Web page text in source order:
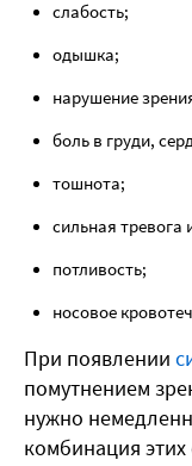
слабость;
одышка;
нарушение
боль в груди,
тошнота;
сильная тревога
потливость;
носовое
При появлении
помутнением
нужно
комбинация